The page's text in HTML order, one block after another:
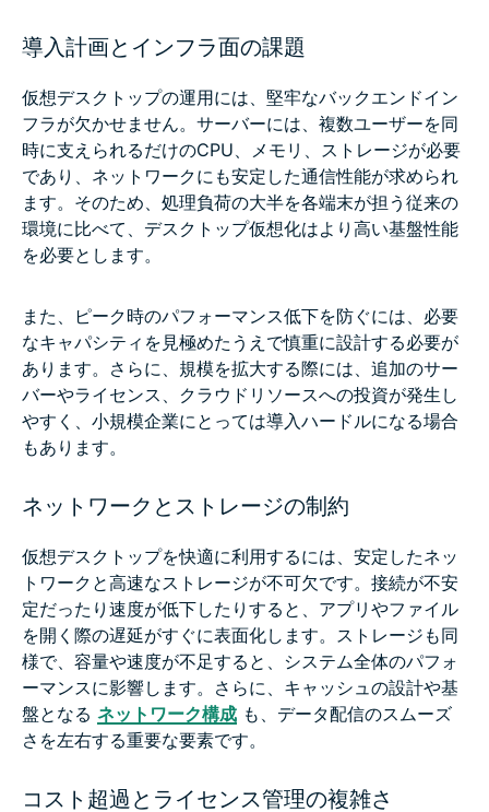
導入計画とインフラ面の課題
仮想デスクトップの運用には、堅牢なバックエンドイン
フラが欠かせません。サーバーには、複数ユーザーを同
時に支えられるだけのCPU、メモリ、ストレージが必要
であり、ネットワークにも安定した通信性能が求められ
ます。そのため、処理負荷の大半を各端末が担う従来の
環境に比べて、デスクトップ仮想化はより高い基盤性能
を必要とします。
また、ピーク時のパフォーマンス低下を防ぐには、必要
なキャパシティを見極めたうえで慎重に設計する必要が
あります。さらに、規模を拡大する際には、追加のサー
バーやライセンス、クラウドリソースへの投資が発生し
やすく、小規模企業にとっては導入ハードルになる場合
もあります。
ネットワークとストレージの制約
仮想デスクトップを快適に利用するには、安定したネッ
トワークと高速なストレージが不可欠です。接続が不安
定だったり速度が低下したりすると、アプリやファイル
を開く際の遅延がすぐに表面化します。ストレージも同
様で、容量や速度が不足すると、システム全体のパフォ
ーマンスに影響します。さらに、キャッシュの設計や基
盤となる ネットワーク構成 も、データ配信のスムーズ
さを左右する重要な要素です。
コスト超過とライセンス管理の複雑さ